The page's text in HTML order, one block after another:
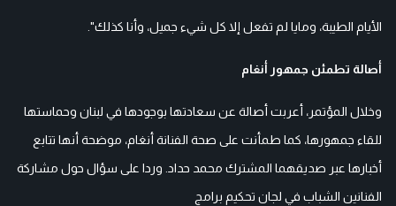
الأيام الطيبة، ومايا لم تفعل إلا كل شيء جميل، وأنا كذلك".
أصالة تطمئن جمهور أنغام
وخلال المؤتمر، أعربت أصالة عن سعادتها بوجودها في لبنان وحماستها
للقاء جمهورها، كما طمأنت على صحة الفنانة أنغام، موضحة أنها تتابع
أخبارها عبر صديقهما المشترك محمد حداد. وردا على سؤال حول مشاركة
الفنانين الشباب في لجان تحكيم برامج